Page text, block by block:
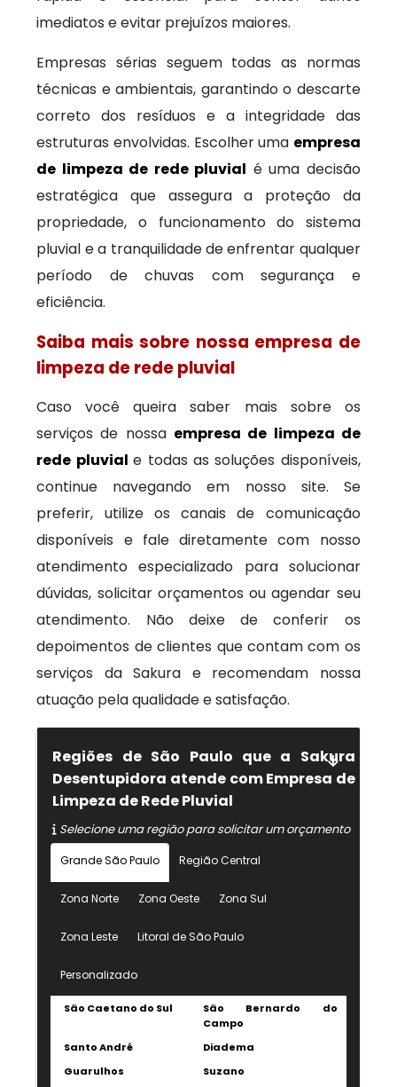
imediatos e evitar prejuízos maiores.
Empresas sérias seguem todas as normas
técnicas e ambientais, garantindo o descarte
correto dos resíduos e a integridade das
estruturas envolvidas. Escolher uma empresa
de limpeza de rede pluvial é uma decisão
estratégica que assegura a proteção da
propriedade, o funcionamento do sistema
pluvial e a tranquilidade de enfrentar qualquer
período de chuvas com segurança e
eficiência.
Saiba mais sobre nossa empresa de
limpeza de rede pluvial
Caso você queira saber mais sobre os
serviços de nossa empresa de limpeza de
rede pluviale todas as soluções disponíveis,
continue navegando em nosso site. Se
preferir, utilize os canais de comunicação
disponíveis e fale diretamente com nosso
atendimento especializado para solucionar
dúvidas, solicitar orçamentos ou agendar seu
atendimento. Não deixe de conferir os
depoimentos de clientes que contam com os
serviços da Sakura e recomendam nossa
atuação pela qualidade e satisfação.
Regiões de São Paulo que a Sakura
Desentupidora atende com Empresa de
Limpeza de Rede Pluvial
Selecione uma região para solicitar um orçamento
Grande São Paulo Região Central
Zona Norte Zona Oeste Zona Sul
Zona Leste Litoral de São Paulo
Personalizado
São Caetano do Sul
São Bernardo do
Campo
Santo André
Diadema
Guarulhos
Suzano